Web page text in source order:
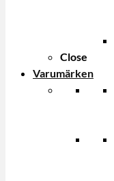
Close
Varumärken